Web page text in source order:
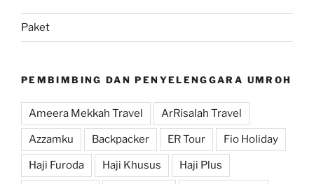
Paket
PEMBIMBING DAN PENYELENGGARA UMROH
Ameera Mekkah Travel ArRisalah Travel
Azzamku Backpacker ER Tour Fio Holiday
Haji Furoda Haji Khusus Haji Plus